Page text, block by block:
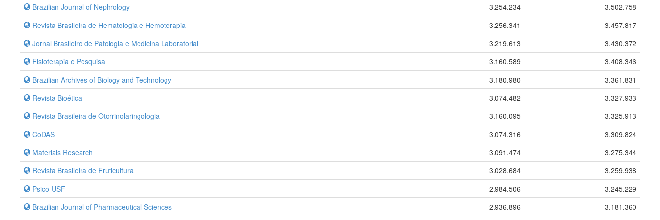
Brazilian Journal of Nephrology 3.254.234
3.502.758
Revista Brasileira de Hematologia e Hemoterapia
3.256.341
3.457.817
Jornal Brasileiro de Patologia e Medicina Laboratorial
3.219.613
3.430.372
Fisioterapia e Pesquisa
3.160.589
3.408.346
Brazilian Archives of Biology and Technology
3.180.980
3.361.831
Revista Bioética
3.074.482
3.327.933
Revista Brasileira de Otorrinolaringologia
3.160.095
3.325.913
CoDAS
3.074.316
3.309.824
Materials Research
3.091.474
3.275.344
Revista Brasileira de Fruticultura
3.028.684
3.259.938
Psico-USF
2.984.506
3.245.229
Brazilian Journal of Pharmaceutical Sciences
2.936.896 3.181.360